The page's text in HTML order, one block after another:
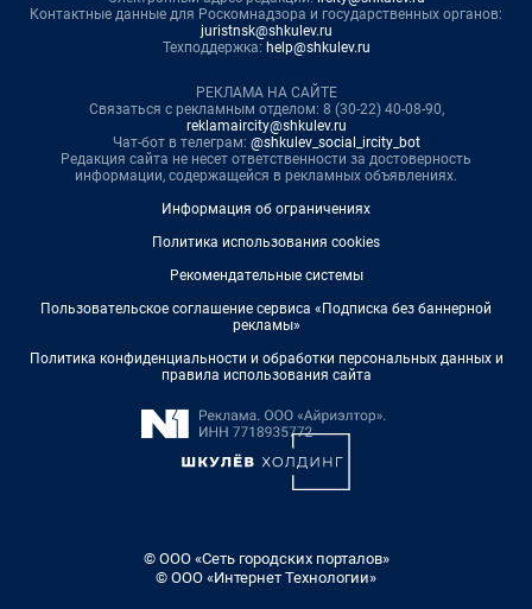
Контактные данные для Роскомнадзора и государственных органов:
juristnsk@shkulev.ru
Техподдержка: help@shkulev.ru
РЕКЛАМА НА САЙТЕ
Связаться с рекламным отделом: 8 (30-22) 40-08-90,
reklamaircity@shkulev.ru
Чат-бот в телеграм: @shkulev_social_ircity_bot
Редакция сайта не несет ответственности за достоверность
информации, содержащейся в рекламных объявлениях.
Информация об ограничениях
Политика использования cookies
Рекомендательные системы
Пользовательское соглашение сервиса «Подписка без баннерной
рекламы»
Политика конфиденциальности и обработки персональных данных и
правила использования сайта
© ООО «Сеть городских порталов»
© ООО «Интернет Технологии»